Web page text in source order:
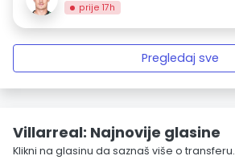
prije 17h
Pregledaj sve
Villarreal: Najnovije glasine
Klikni na glasinu da saznaš više o transferu.